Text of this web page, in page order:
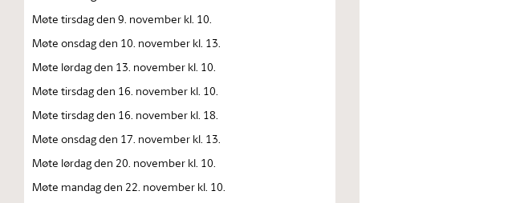
Møte tirsdag den 9. november kl. 10.
Møte onsdag den 10. november kl. 13.
Møte lørdag den 13. november kl. 10.
Møte tirsdag den 16. november kl. 10.
Møte tirsdag den 16. november kl. 18.
Møte onsdag den 17. november kl. 13.
Møte lørdag den 20. november kl. 10.
Møte mandag den 22. november kl. 10.